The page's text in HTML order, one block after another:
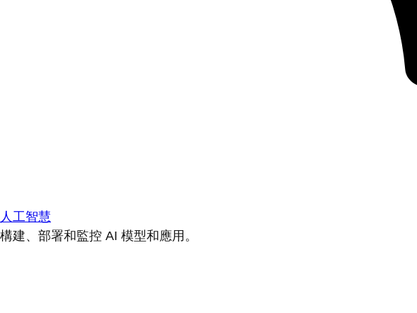
人工智慧
構建、部署和監控 AI 模型和應用。